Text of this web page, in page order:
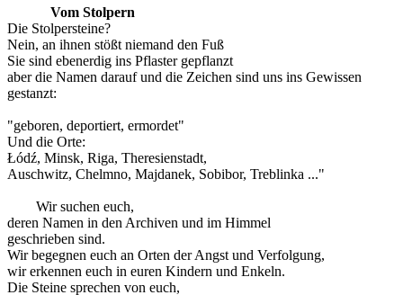
Vom Stolpern
Die Stolpersteine?
Nein, an ihnen stößt niemand den Fuß
Sie sind ebenerdig ins Pflaster gepflanzt
aber die Namen darauf und die Zeichen sind uns ins Gewissen
gestanzt:
"geboren, deportiert, ermordet"
Und die Orte:
Łódź, Minsk, Riga, Theresienstadt,
Auschwitz, Chelmno, Majdanek, Sobibor, Treblinka ..."
Wir suchen euch,
deren Namen in den Archiven und im Himmel
geschrieben sind.
Wir begegnen euch an Orten der Angst und Verfolgung,
wir erkennen euch in euren Kindern und Enkeln.
Die Steine sprechen von euch,